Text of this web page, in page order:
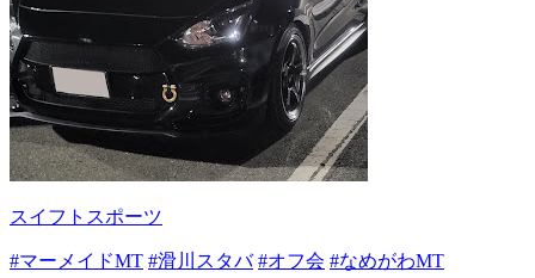
スイフトスポーツ
#マーメイドMT #滑川スタバ #オフ会 #なめがわMT